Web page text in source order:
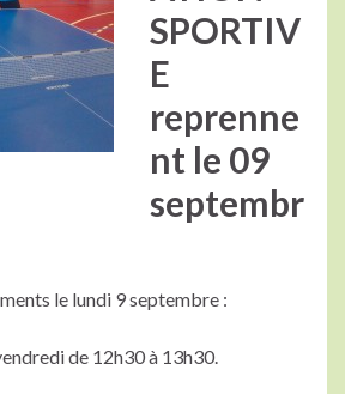
SPORTIV
E
reprenne
nt le 09
septembr
le lundi 9 septembre :
de 12h30 à 13h30.